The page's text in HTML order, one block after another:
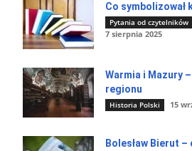
Co symbolizował
Pytania od czytelników
7 sierpnia 2025
Warmia i Mazury
regionu
Historia Polski 15
Bolesław Bierut –